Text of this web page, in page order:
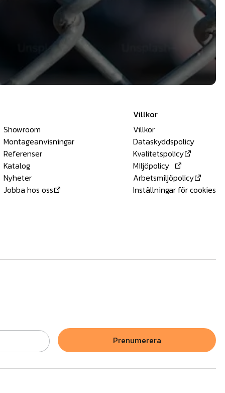
Showroom
Montageanvisningar
Referenser
Katalog
Nyheter
Jobba hos oss
Villkor
Villkor
Dataskyddspolicy
Kvalitetspolicy
Miljöpolicy
Arbetsmiljöpolicy
Inställningar för cookies
Prenumerera